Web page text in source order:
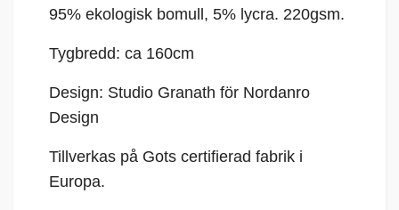
95% ekologisk bomull, 5% lycra. 220gsm.
Tygbredd: ca 160cm
Design: Studio Granath för Nordanro
Design
Tillverkas på Gots certifierad fabrik i
Europa.